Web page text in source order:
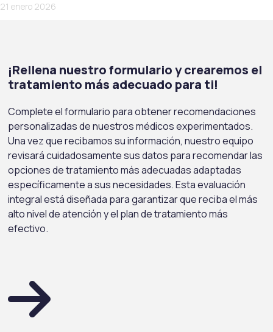
21 enero 2026
¡Rellena nuestro formulario y crearemos el
tratamiento más adecuado para ti!
Complete el formulario para obtener recomendaciones
personalizadas de nuestros médicos experimentados.
Una vez que recibamos su información, nuestro equipo
revisará cuidadosamente sus datos para recomendar las
opciones de tratamiento más adecuadas adaptadas
específicamente a sus necesidades. Esta evaluación
integral está diseñada para garantizar que reciba el más
alto nivel de atención y el plan de tratamiento más
efectivo.